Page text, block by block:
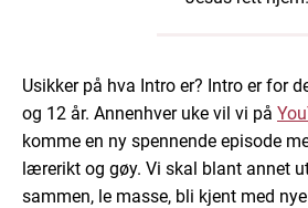
Usikker på hva Intro er? Intro er for
og 12 år. Annenhver uke vil vi på
komme en ny spennende episode
lærerikt og gøy. Vi skal blant annet
sammen, le masse, bli kjent med